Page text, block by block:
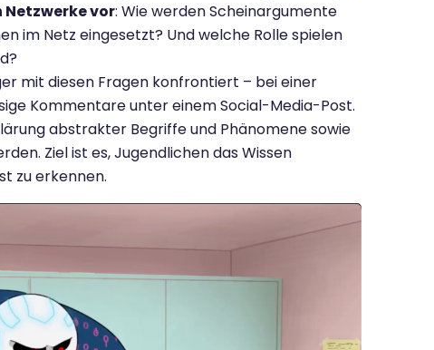
vor: Wie werden Scheinargumente
im Netz eingesetzt? Und welche Rolle spielen
mit diesen Fragen konfrontiert – bei einer
Kommentare unter einem Social-Media-Post.
abstrakter Begriffe und Phänomene sowie
Ziel ist es, Jugendlichen das Wissen
zu erkennen.